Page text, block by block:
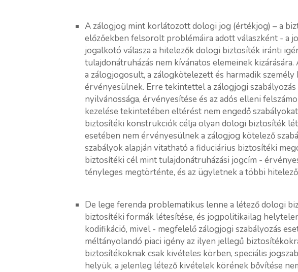
A zálogjog mint korlátozott dologi jog (értékjog) – a
előzőekben felsorolt problémáira adott válaszként - a
jogalkotó válasza a hitelezők dologi biztosíték iránti
tulajdonátruházás nem kívánatos elemeinek
a zálogjogosult, a zálogkötelezett és harmadik
érvényesülnek. Erre tekintettel a zálogjogi
nyilvánossága, érvényesítése és az adós elleni
kezelése tekintetében eltérést nem engedő
biztosítéki konstrukciók célja olyan dologi biztosíték
esetében nem érvényesülnek a zálogjog kötelező
szabályok alapján vitatható a fiduciárius biztosítéki
biztosítéki cél mint tulajdonátruházási jogcím -
tényleges megtörténte, és az ügyletnek a többi
De lege ferenda problematikus lenne a létező dologi
biztosítéki formák létesítése, és jogpolitikailag
kodifikáció, mivel - megfelelő zálogjogi szabályozás
méltányolandó piaci igény az ilyen jellegű
biztosítékoknak csak kivételes körben, speciális
helyük, a jelenleg létező kivételek körének bővítése